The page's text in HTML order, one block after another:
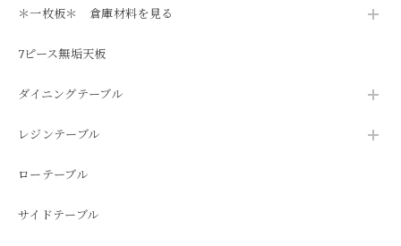
＊一枚板＊ 倉庫材料を見る
7ピース無垢天板
ダイニングテーブル
レジンテーブル
ローテーブル
サイドテーブル